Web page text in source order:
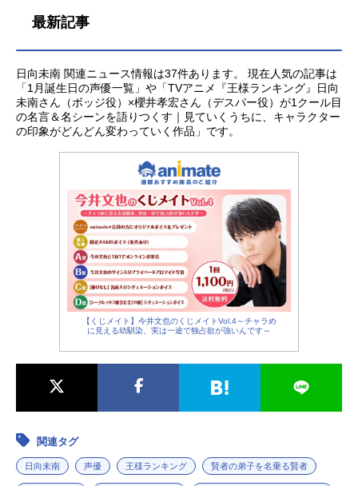
最新記事
日向未南 関連ニュース情報は37件あります。 現在人気の記事は
「1月誕生日の声優一覧」や「TVアニメ『王様ランキング』日向
未南さん（ボッジ役）×櫻井孝宏さん（デスパー役）が1クール目
の名言＆名シーンを語りつくす｜見ていくうちに、キャラクター
の印象がどんどん変わっていく作品」です。
【くじメイト】今井文也のくじメイトVol.4～チャラめ
に見える幼馴染、実は一途で独占欲が強いんです～
関連タグ
日向未南 声優 王様ランキング 賢者の弟子を名乗る賢者